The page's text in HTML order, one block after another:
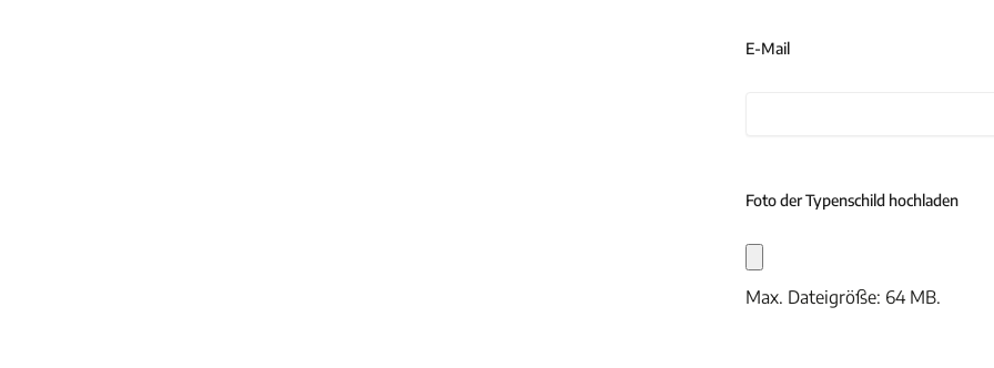
E-Mail
Foto der Typenschild hochladen
Max. Dateigröße: 64 MB.